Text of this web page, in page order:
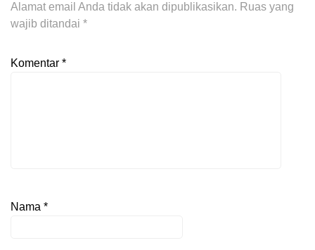
Alamat email Anda tidak akan dipublikasikan. Ruas yang
wajib ditandai *
Komentar *
Nama *